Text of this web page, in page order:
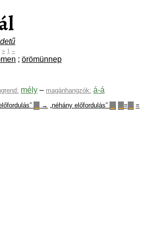
> ] ~
; örömünnep
mély – magánhangzók: á-á
→ „néhány előfordulás” = =